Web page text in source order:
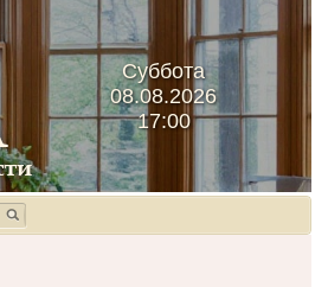
Суббота
08.08.2026
17:00